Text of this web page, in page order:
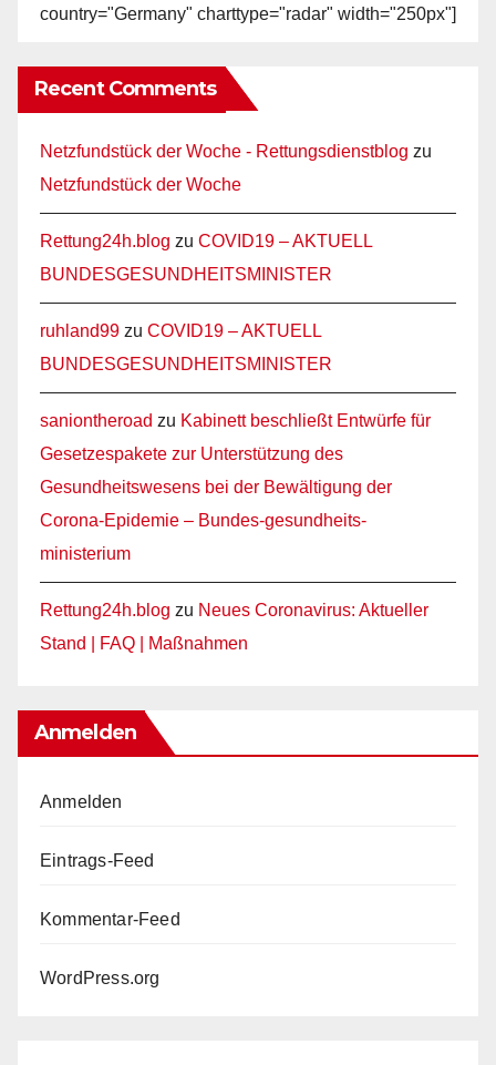
country="Germany" charttype="radar" width="250px"]
Recent Comments
Netzfundstück der Woche - Rettungsdienstblog zu
Netzfundstück der Woche
Rettung24h.blog zu COVID19 – AKTUELL
BUNDESGESUNDHEITSMINISTER
ruhland99 zu COVID19 – AKTUELL
BUNDESGESUNDHEITSMINISTER
saniontheroad zu Kabinett beschließt Entwürfe für
Gesetzespakete zur Unterstützung des
Gesundheitswesens bei der Bewältigung der
Corona-Epidemie – Bundes-gesundheits-
ministerium
Rettung24h.blog zu Neues Coronavirus: Aktueller
Stand | FAQ | Maßnahmen
Anmelden
Anmelden
Eintrags-Feed
Kommentar-Feed
WordPress.org